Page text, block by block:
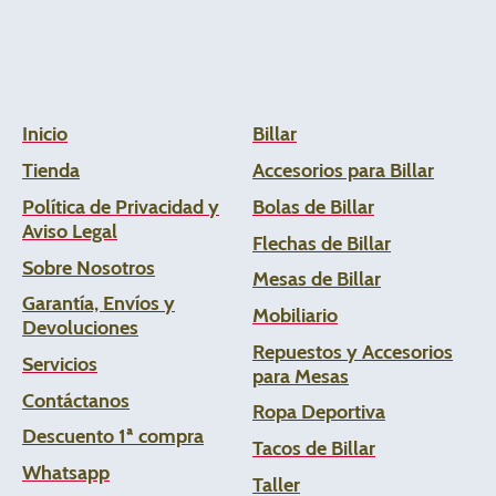
Inicio
Tienda
Política de Privacidad y
Aviso Legal
Sobre Nosotros
Garantía, Envíos y
Devoluciones
Servicios
Contáctanos
Descuento 1ª compra
Whatsapp
Billar
Accesorios para Billar
Bolas de Billar
Flechas de Billar
Mesas de Billar
Mobiliario
Repuestos y Accesorios
para Mesas
Ropa Deportiva
Tacos de Billar
Taller